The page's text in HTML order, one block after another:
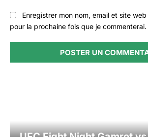
Enregistrer mon nom, email et site
pour la prochaine fois que je commenterai.